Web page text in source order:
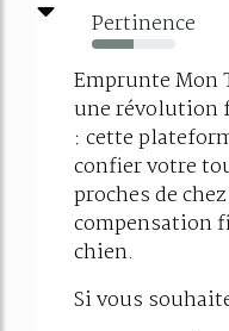
Pertinence
50%
Emprunte Mon
une révolution
: cette
confier votre
proches de
compensation
chien.
Si vous